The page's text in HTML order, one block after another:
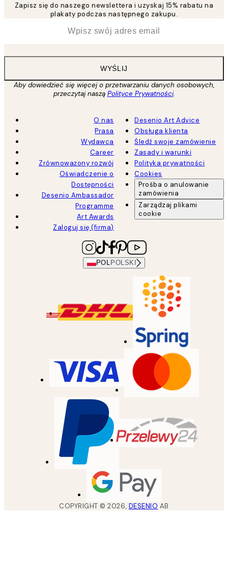
Zapisz się do naszego newslettera i uzyskaj 15% rabatu na
plakaty podczas następnego zakupu.
WYŚLIJ
Aby dowiedzieć się więcej o przetwarzaniu danych osobowych,
przeczytaj naszą Polityce Prywatności.
O nas
Prasa
Wydawca
Career
Zrównoważony rozwój
Oświadczenie o
Dostępności
Desenio Ambassador
Programme
Art Awards
Zaloguj się (firma)
Desenio Art Advice
Obsługa klienta
Śledź swoje zamówienie
Zasady i warunki
Polityka prywatności
Cookies
Prośba o anulowanie
zamówienia
Zarządzaj plikami
cookie
POL POLSKI
COPYRIGHT ©2026, DESENIO AB